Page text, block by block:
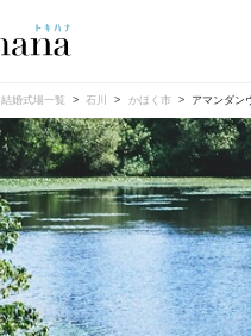
Dress
ウエディン
ウエディン
送）
結婚式場一覧 石川 かほく市 アマンダン